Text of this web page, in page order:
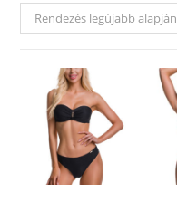
Rendezés legújabb alapján